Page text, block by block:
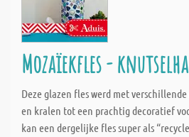
Mozaïekfles -
Deze glazen fles werd met
en kralen tot een prachtig decoratief
kan een dergelijke fles super als